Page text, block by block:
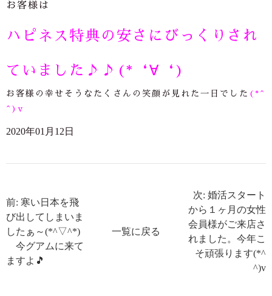
お客様は
ハピネス特典の安さにびっくりされ
ていました♪♪(*‘∀‘)
お客様の幸せそうなたくさんの笑顔が見れた一日でした (*^
^)v
2020年01月12日
前: 寒い日本を飛
び出してしまいま
したぁ～(*^▽^*)
今グアムに来て
ますよ🎵
一覧に戻る
次: 婚活スタート
から１ヶ月の女性
会員様がご来店さ
れました。今年こ
そ頑張ります(*^
^)v